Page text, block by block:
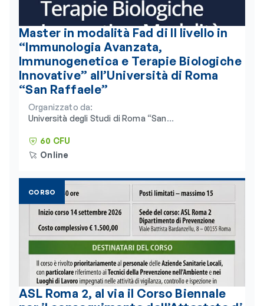
Master in modalità Fad di II livello in
“Immunologia Avanzata,
Immunogenetica e Terapie Biologiche
Innovative” all’Università di Roma
“San Raffaele”
Organizzato da:
Università degli Studi di Roma “San
Humanitas
60 CFU
Online
CORSO
ASL Roma 2, al via il Corso Biennale